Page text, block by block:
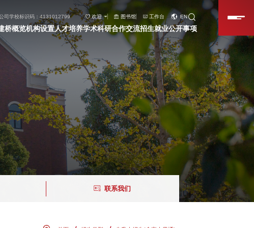
司 学校标识码：4131012799 欢迎 图书馆 工作台 EN
桥概览机构设置人才培养学术科研合作交流招生就业公开事项
联系我们